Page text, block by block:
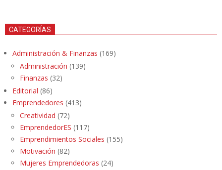
CATEGORÍAS
Administración & Finanzas (169)
Administración (139)
Finanzas (32)
Editorial (86)
Emprendedores (413)
Creatividad (72)
EmprendedorES (117)
Emprendimientos Sociales (155)
Motivación (82)
Mujeres Emprendedoras (24)